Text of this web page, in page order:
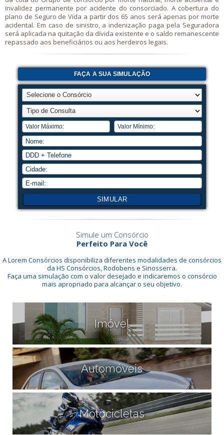
invalidez permanente por acidente do consorciado. A cobertura do
plano de Seguro de Vida a partir dos 65 anos será apenas por morte
acidental. Em caso de sinistro, a indenização paga pela Seguradora
será aplicada na quitação da dívida existente e o saldo remanescente
repassado aos beneficiários ou aos herdeiros legais.
FAÇA A SUA SIMULAÇÃO
Simule um Consórcio
Perfeito Para Você
A Lorem Consórcios disponibiliza diferentes modalidades de consórcios
da HS Consórcios, Rodobens e Sinosserra.
Faça uma simulação com o valor desejado e indicaremos o consórcio
mais apropriado para alcançar o seu objetivo.
Imóvel
Automóveis
Motocicletas